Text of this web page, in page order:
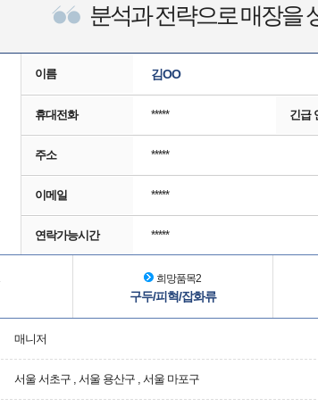
분석과 전략으로 매장을
이름 김OO
휴대전화 ***** 긴급
주소 *****
이메일 *****
연락가능시간 *****
희망품목2
구두/피혁/잡화류
매니저
서울 서초구 , 서울 용산구 , 서울 마포구